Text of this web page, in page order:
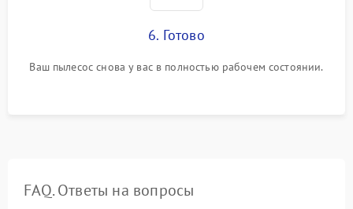
6. Готово
Ваш пылесос снова у вас в полностью рабочем состоянии.
FAQ. Ответы на вопросы